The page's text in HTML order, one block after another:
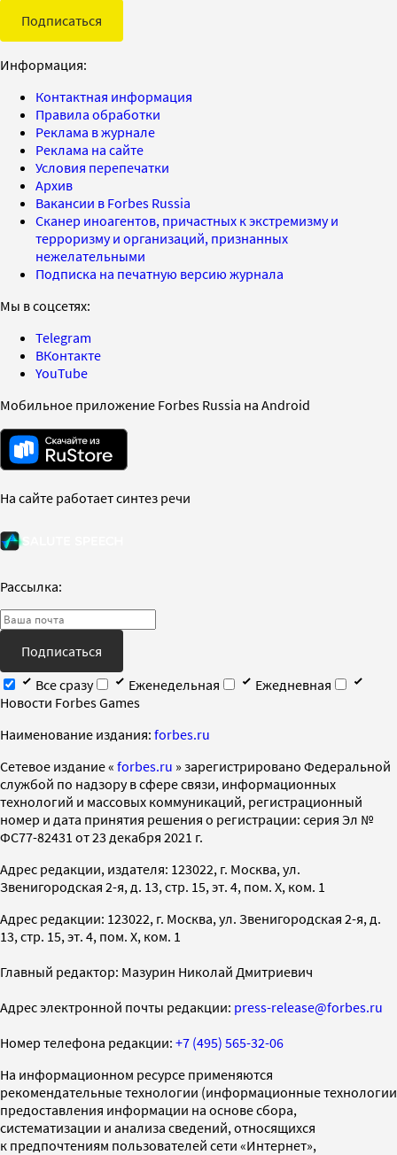
Подписаться
Информация:
Контактная информация
Правила обработки
Реклама в журнале
Реклама на сайте
Условия перепечатки
Архив
Вакансии в Forbes Russia
Сканер иноагентов, причастных к экстремизму и
терроризму и организаций, признанных
нежелательными
Подписка на печатную версию журнала
Мы в соцсетях:
Telegram
ВКонтакте
YouTube
Мобильное приложение Forbes Russia на Android
На сайте работает синтез речи
Рассылка:
Подписаться
Все сразу
Еженедельная
Ежедневная
Новости Forbes Games
Наименование издания: forbes.ru
Cетевое издание « forbes.ru » зарегистрировано Федеральной
службой по надзору в сфере связи, информационных
технологий и массовых коммуникаций, регистрационный
номер и дата принятия решения о регистрации: серия Эл №
ФС77-82431 от 23 декабря 2021 г.
Адрес редакции, издателя: 123022, г. Москва, ул.
Звенигородская 2-я, д. 13, стр. 15, эт. 4, пом. X, ком. 1
Адрес редакции: 123022, г. Москва, ул. Звенигородская 2-я, д.
13, стр. 15, эт. 4, пом. X, ком. 1
Главный редактор: Мазурин Николай Дмитриевич
Адрес электронной почты редакции: press-release@forbes.ru
Номер телефона редакции: +7 (495) 565-32-06
На информационном ресурсе применяются
рекомендательные технологии (информационные технологии
предоставления информации на основе сбора,
систематизации и анализа сведений, относящихся
к предпочтениям пользователей сети «Интернет»,